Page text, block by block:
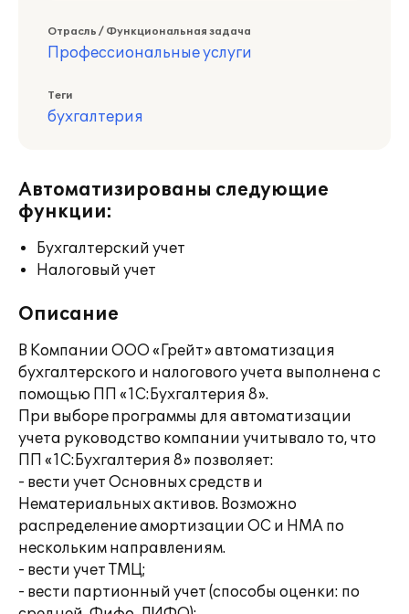
Отрасль / Функциональная задача
Профессиональные услуги
Теги
бухгалтерия
Автоматизированы следующие
функции:
Бухгалтерский учет
Налоговый учет
Описание
В Компании ООО «Грейт» автоматизация
бухгалтерского и налогового учета выполнена с
помощью ПП «1С:Бухгалтерия 8».
При выборе программы для автоматизации
учета руководство компании учитывало то, что
ПП «1С:Бухгалтерия 8» позволяет:
- вести учет Основных средств и
Нематериальных активов. Возможно
распределение амортизации ОС и НМА по
нескольким направлениям.
- вести учет ТМЦ;
- вести партионный учет (способы оценки: по